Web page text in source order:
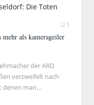
1
als kamerageiler
der ARD
verzweifelt nach
denen man…